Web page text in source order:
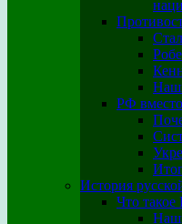
РФ
История
Что такое